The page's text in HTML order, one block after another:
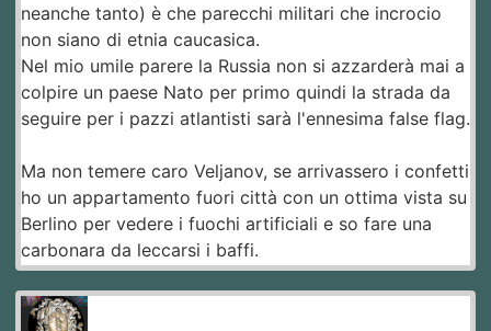
neanche tanto) è che parecchi militari che incrocio
non siano di etnia caucasica.
Nel mio umile parere la Russia non si azzarderà mai a
colpire un paese Nato per primo quindi la strada da
seguire per i pazzi atlantisti sarà l'ennesima false flag.
Ma non temere caro Veljanov, se arrivassero i confetti
ho un appartamento fuori città con un ottima vista su
Berlino per vedere i fuochi artificiali e so fare una
carbonara da leccarsi i baffi.